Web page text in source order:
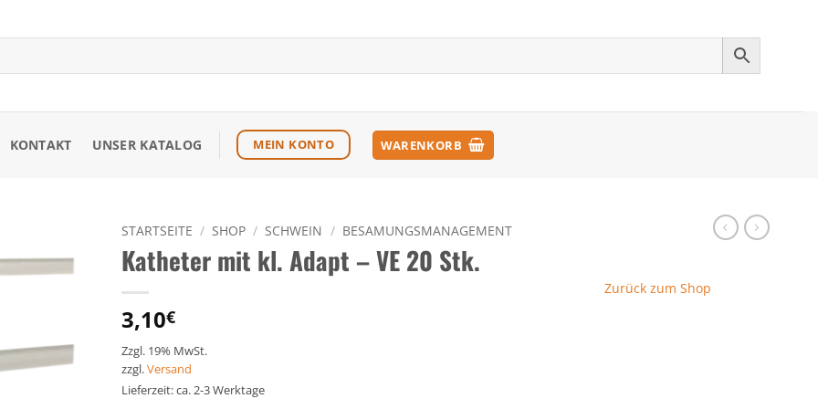
KONTAKT UNSER KATALOG MEIN KONTO WARENKORB
Zu den
STARTSEITE / SHOP / SCHWEIN / BESAMUNGSMANAGEMENT
Katheter mit kl. Adapt – VE 20 Stk.
3,10€
Zzgl. 19% MwSt.
zzgl.Versand
Lieferzeit: ca. 2-3 Werktage
Zurück zum Shop